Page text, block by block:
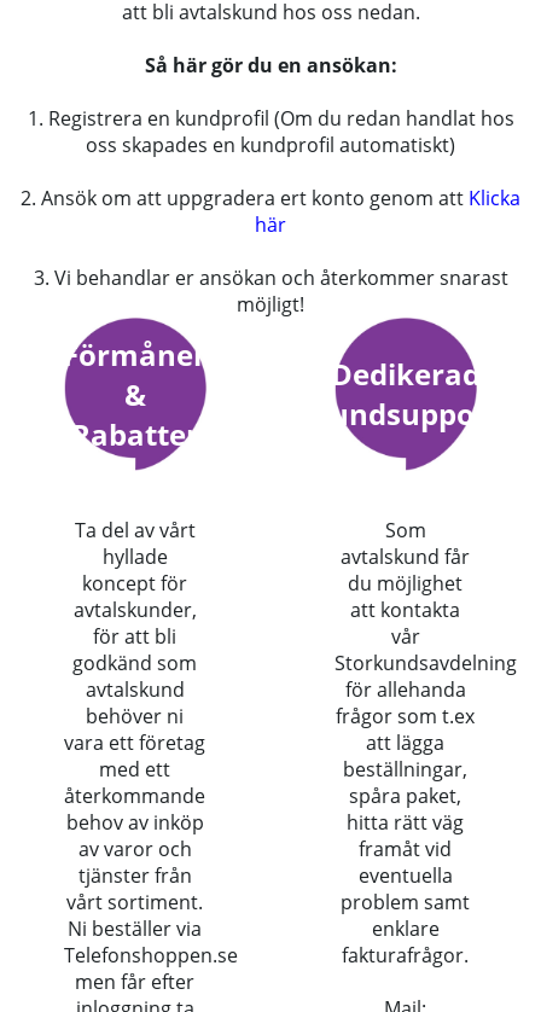
att bli avtalskund hos oss nedan.
Så här gör du en ansökan:
1. Registrera en kundprofil (Om du redan handlat hos
oss skapades en kundprofil automatiskt)
2. Ansök om att uppgradera ert konto genom att Klicka
här
3. Vi behandlar er ansökan och återkommer snarast
möjligt!
Förmåner
&
Rabatter
Dedikerad
kundsupport
Ta del av vårt
hyllade
koncept för
avtalskunder,
för att bli
godkänd som
avtalskund
behöver ni
vara ett företag
med ett
återkommande
behov av inköp
av varor och
tjänster från
vårt sortiment.
Ni beställer via
Telefonshoppen.se
men får efter
Som
avtalskund får
du möjlighet
att kontakta
vår
Storkundsavdelning
för allehanda
frågor som t.ex
att lägga
beställningar,
spåra paket,
hitta rätt väg
framåt vid
eventuella
problem samt
enklare
fakturafrågor.